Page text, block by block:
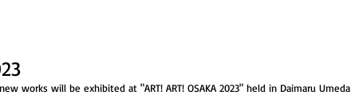
works will be exhibited at "ART! ART! OSAKA 2023" held in Daimaru Umeda